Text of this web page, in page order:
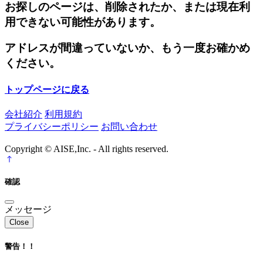
お探しのページは、削除されたか、または現在利
用できない可能性があります。
アドレスが間違っていないか、もう一度お確かめ
ください。
トップページに戻る
会社紹介 利用規約
プライバシーポリシー お問い合わせ
Copyright © AISE,Inc. - All rights reserved.
確認
メッセージ
Close
警告！！